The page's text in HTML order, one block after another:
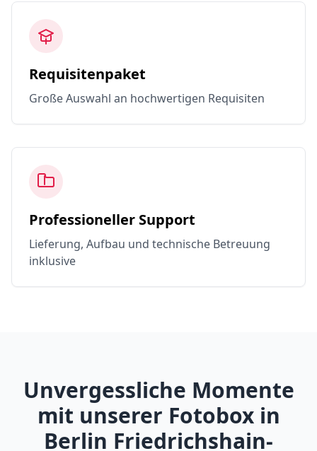
Requisitenpaket
Große Auswahl an hochwertigen Requisiten
Professioneller Support
Lieferung, Aufbau und technische Betreuung
inklusive
Unvergessliche Momente
mit unserer Fotobox in
Berlin Friedrichshain-